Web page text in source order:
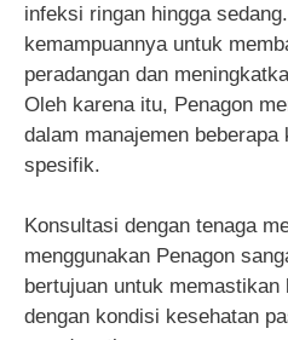
infeksi ringan hingga
kemampuannya untuk
peradangan dan
Oleh karena itu, Penagon
dalam manajemen
spesifik.
Konsultasi dengan tenaga
menggunakan Penagon
bertujuan untuk memastikan
dengan kondisi kesehatan